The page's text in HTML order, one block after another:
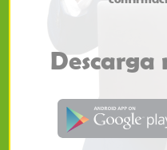
Descarga